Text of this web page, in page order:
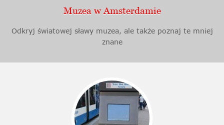
Muzea w Amsterdamie
Odkryj światowej sławy muzea, ale także poznaj te mniej
znane